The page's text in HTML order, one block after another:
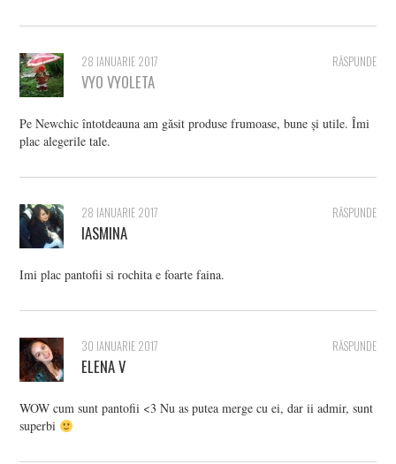
RĂSPUNDE
28 IANUARIE 2017
VYO VYOLETA
Pe Newchic întotdeauna am găsit produse frumoase, bune și utile. Îmi
plac alegerile tale.
RĂSPUNDE
28 IANUARIE 2017
IASMINA
Imi plac pantofii si rochita e foarte faina.
RĂSPUNDE
30 IANUARIE 2017
ELENA V
WOW cum sunt pantofii <3 Nu as putea merge cu ei, dar ii admir, sunt
superbi